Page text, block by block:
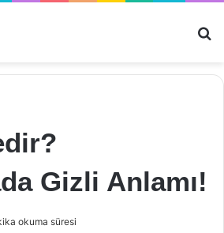
Gizli Anlamı!
okuma süresi